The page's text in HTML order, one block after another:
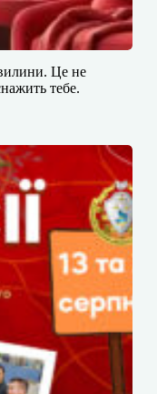
Це не
тебе.